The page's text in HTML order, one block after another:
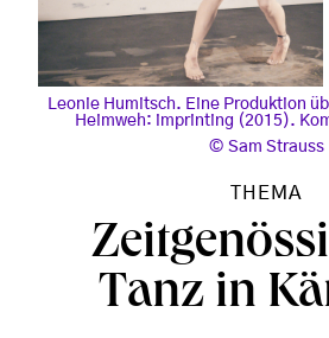
Leonie Humitsch. Eine Produktion
Heimweh: imprinting (2015).
Sam Strauss
THEMA
Tanz in